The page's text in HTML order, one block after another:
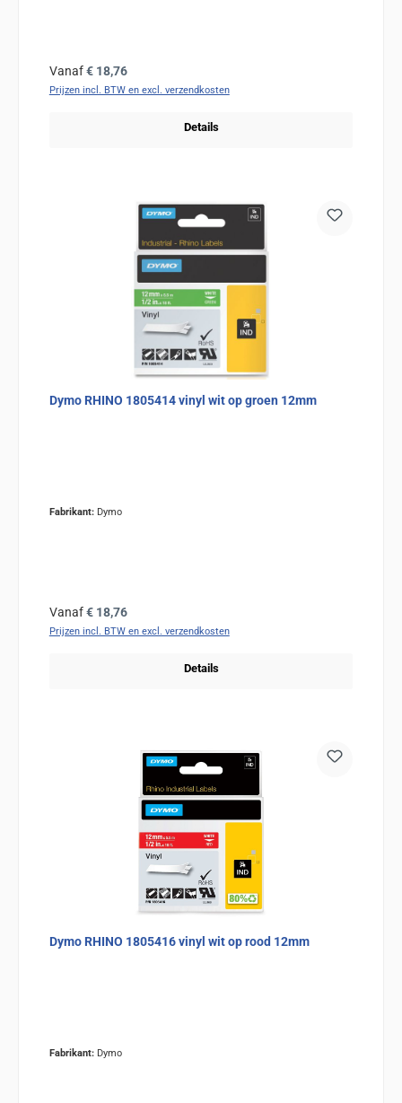
Normale prijs:
Vanaf€ 18,76
Prijzen incl. BTW en excl. verzendkosten
Details
Dymo RHINO 1805414 vinyl wit op groen 12mm
Fabrikant: Dymo
Normale prijs:
Vanaf€ 18,76
Prijzen incl. BTW en excl. verzendkosten
Details
Dymo RHINO 1805416 vinyl wit op rood 12mm
Fabrikant: Dymo